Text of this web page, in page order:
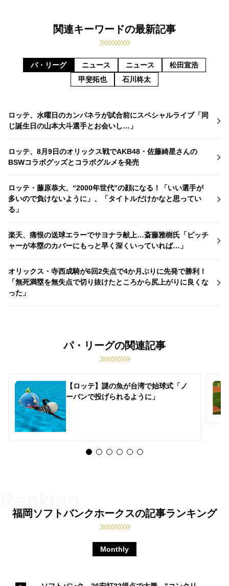
関連キーワードの最新記事
パ・リーグ ニュース ニュース
松田宣浩
甲斐拓也
石川柊太
ロッテ、水曜日のカンパネラが試合前にスペシャルライブ「同
じ誕生日の山本大斗選手とお会いし…」
ロッテ、8月9日のオリックス戦でAKB48・佐藤綺星さんの
BSWコラボグッズとコラボグルメを発売
ロッテ・藤原恭大、“2000年世代”の顔になる！「いい選手が
多いので負けないように」、「タイトルだけかなと思ってい
る」
楽天、痛恨の送球エラーでサヨナラ献上…斎藤雅樹氏「ピッチ
ャーが本塁のカバーにもっと早く深くいっていれば…」
オリックス・寺西成騎が6回2失点で4か月ぶりに先発で勝利！
「無死満塁を無失点で切り抜けたところから尻上がりに良くな
った」
パ・リーグの関連記事
【ロッテ】謎の魚が台湾で始球式「ノ
ーバンで投げられるように」
福岡ソフトバンクホークスの記事ランキング
Monthly